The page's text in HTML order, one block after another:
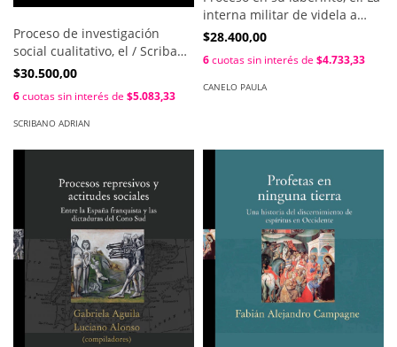
Proceso de investigación
social cualitativo, el / Scribano
Adrian
$30.500,00
6cuotas sin interés de $5.083,33
SCRIBANO ADRIAN
interna militar de videla a
bignone / Paula Canelo
$28.400,00
6cuotas sin interés de $4.733,33
CANELO PAULA